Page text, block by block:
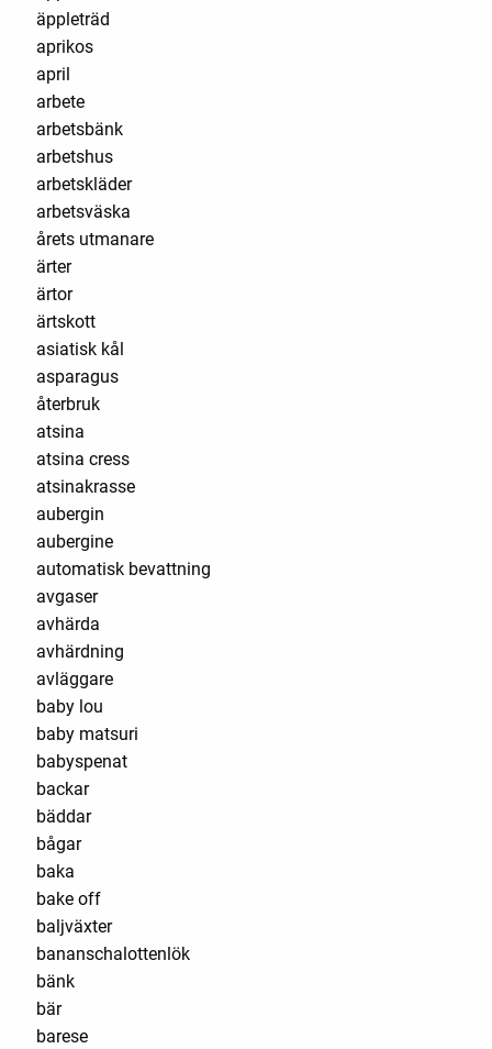
äppleträd
aprikos
april
arbete
arbetsbänk
arbetshus
arbetskläder
arbetsväska
årets utmanare
ärter
ärtor
ärtskott
asiatisk kål
asparagus
återbruk
atsina
atsina cress
atsinakrasse
aubergin
aubergine
automatisk bevattning
avgaser
avhärda
avhärdning
avläggare
baby lou
baby matsuri
babyspenat
backar
bäddar
bågar
baka
bake off
baljväxter
bananschalottenlök
bänk
bär
barese